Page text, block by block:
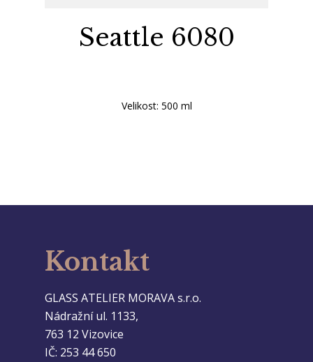
Seattle 6080
Velikost: 500 ml
Kontakt
GLASS ATELIER MORAVA s.r.o.
Nádražní ul. 1133,
763 12 Vizovice
IČ: 253 44 650